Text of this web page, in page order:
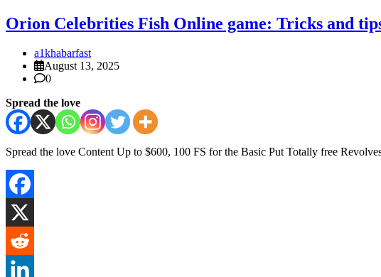
Orion Celebrities Fish Online game: Tricks and
a1khabarfast
August 13, 2025
0
Spread the love
Spread the love Content Up to $600, 100 FS for the Basic Put Totally free